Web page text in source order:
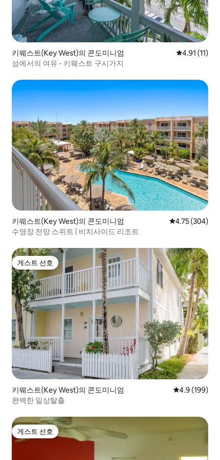
키웨스트(Key West)의 콘도미니엄 평점 4.91점
4.91 (11)
섬에서의 여유 - 키웨스트 구시가지
키웨스트(Key West)의 콘도미니엄 평점 4.75점(5
4.75 (304)
수영장 전망 스위트 | 비치사이드 리조트
게스트 선호
게스트 선호
키웨스트(Key West)의 콘도미니엄 평점 4.9점(5
4.9 (199)
완벽한 일상탈출
게스트 선호
게스트 선호